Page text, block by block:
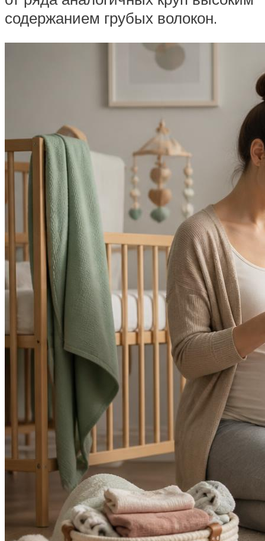
содержанием грубых волокон.